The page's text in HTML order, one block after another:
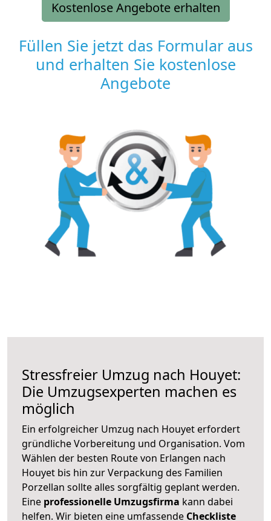
Kostenlose Angebote erhalten
Füllen Sie jetzt das Formular aus
und erhalten Sie kostenlose
Angebote
Stressfreier Umzug nach Houyet:
Die Umzugsexperten machen es
möglich
Ein erfolgreicher Umzug nach Houyet erfordert
gründliche Vorbereitung und Organisation. Vom
Wählen der besten Route von Erlangen nach
Houyet bis hin zur Verpackung des Familien
Porzellan sollte alles sorgfältig geplant werden.
Eine professionelle Umzugsfirma kann dabei
helfen. Wir bieten eine umfassende Checkliste